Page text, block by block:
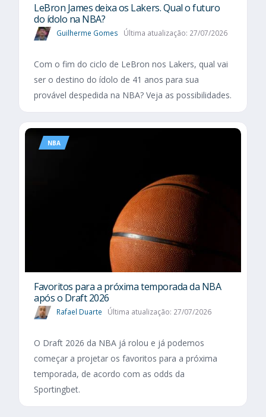
LeBron James deixa os Lakers. Qual o futuro
do ídolo na NBA?
Guilherme Gomes Última atualização: 27/07/2026
Com o fim do ciclo de LeBron nos Lakers, qual vai
ser o destino do ídolo de 41 anos para sua
provável despedida na NBA? Veja as possibilidades.
NBA
Favoritos para a próxima temporada da NBA
após o Draft 2026
Rafael Duarte Última atualização: 27/07/2026
O Draft 2026 da NBA já rolou e já podemos
começar a projetar os favoritos para a próxima
temporada, de acordo com as odds da
Sportingbet.